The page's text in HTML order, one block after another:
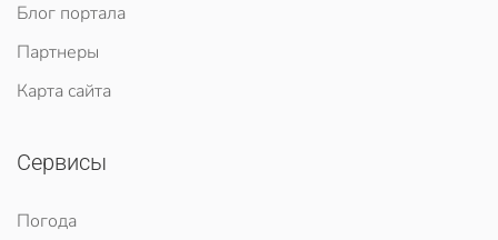
Блог портала
Партнеры
Карта сайта
Сервисы
Погода